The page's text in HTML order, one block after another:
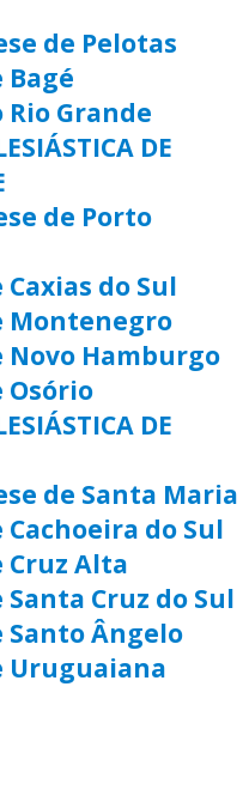
de Pelotas
Bagé
Rio Grande
DE
de Porto
Caxias do Sul
Montenegro
Novo Hamburgo
Osório
DE
de Santa Maria
Cachoeira do Sul
Cruz Alta
Santa Cruz do Sul
Santo Ângelo
Uruguaiana